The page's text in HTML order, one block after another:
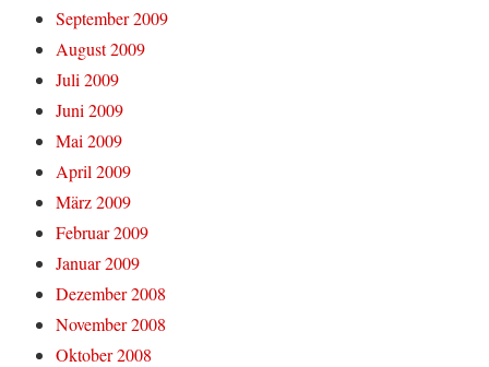
September 2009
August 2009
Juli 2009
Juni 2009
Mai 2009
April 2009
März 2009
Februar 2009
Januar 2009
Dezember 2008
November 2008
Oktober 2008